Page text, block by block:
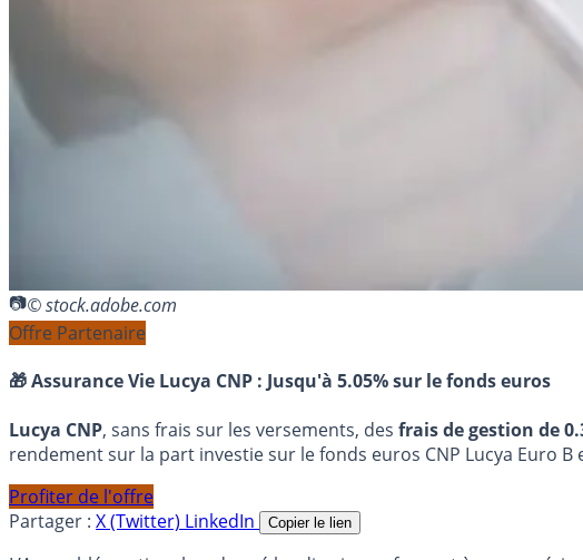
© stock.adobe.com
Offre Partenaire
🎁 Assurance Vie Lucya CNP : Jusqu'à 5.05% sur le fonds euros
Lucya CNP, sans frais sur les versements, des frais de gestion de
rendement sur la part investie sur le fonds euros CNP Lucya Euro B
Profiter de l'offre
Partager : X (Twitter) LinkedIn Copier le lien